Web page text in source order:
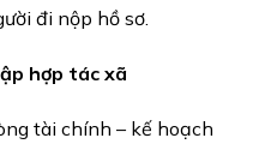
đi nộp hồ sơ.
hợp tác xã
tài chính – kế hoạch